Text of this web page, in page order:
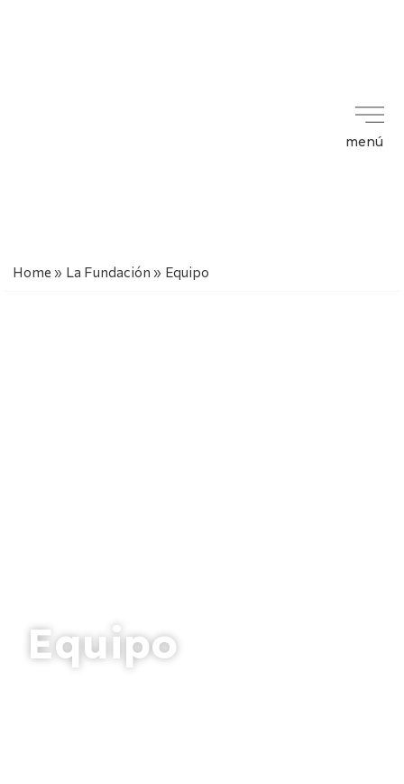
menú
Home » La Fundación » Equipo
Equipo